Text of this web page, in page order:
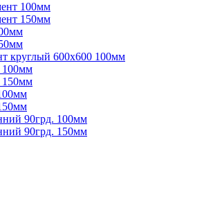
100мм
150мм
круглый 600х600 100мм
100мм
150мм
90грд. 100мм
90грд. 150мм